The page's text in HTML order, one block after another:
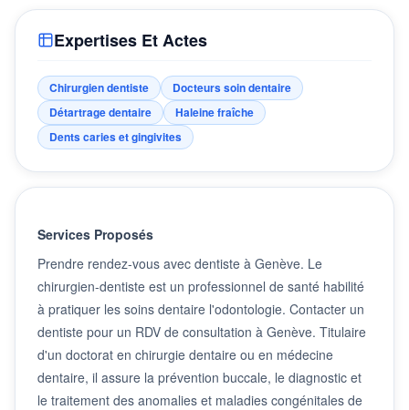
Expertises Et Actes
Chirurgien dentiste
Docteurs soin dentaire
Détartrage dentaire
Haleine fraîche
Dents caries et gingivites
Services Proposés
Prendre rendez-vous avec dentiste à Genève. Le
chirurgien-dentiste est un professionnel de santé habilité
à pratiquer les soins dentaire l'odontologie. Contacter un
dentiste pour un RDV de consultation à Genève. Titulaire
d'un doctorat en chirurgie dentaire ou en médecine
dentaire, il assure la prévention buccale, le diagnostic et
le traitement des anomalies et maladies congénitales de